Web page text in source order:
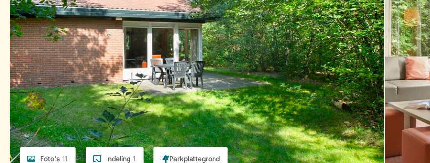
Foto's 11 Indeling 1